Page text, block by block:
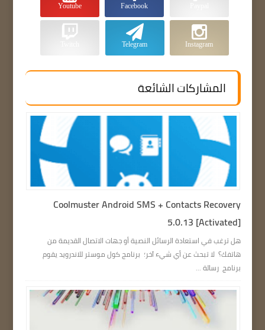
Facebook
Youtube
Instagram
Telegram
المشاركات الشائعة
Coolmuster Android SMS + Contacts Recovery
5.0.13 [Activated]
هل ترغب في استعادة الرسائل النصية أو جهات الاتصال القديمة من
هاتفك؟ لا تبحث عن أي شيء آخر؛ برنامج كول موستر للاندرويد يقوم
برنامج رسالة ...